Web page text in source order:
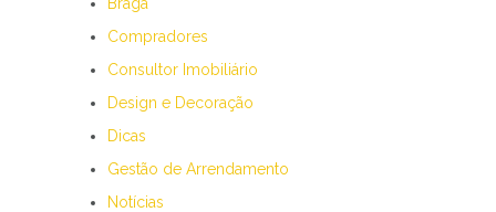
Compradores
Consultor Imobiliário
Design e Decoração
Dicas
Gestão de Arrendamento
Notícias